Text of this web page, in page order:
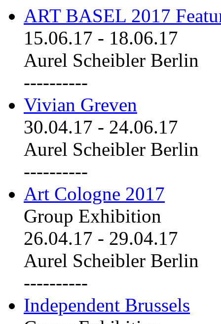
ART BASEL 2017
15.06.17 - 18.06.17
Aurel Scheibler Berlin
----------
Vivian Greven
30.04.17 - 24.06.17
Aurel Scheibler Berlin
----------
Art Cologne 2017
Group Exhibition
26.04.17 - 29.04.17
Aurel Scheibler Berlin
----------
Independent Brussels